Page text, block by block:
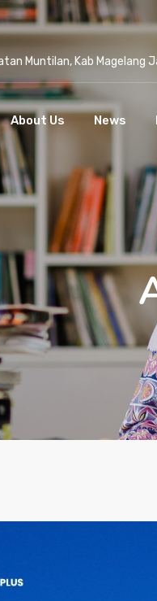
Muntilan, Kab Magelang
About Us News